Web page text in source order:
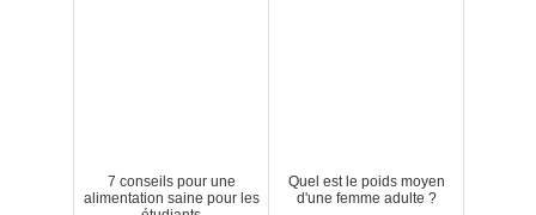
7 conseils pour une
alimentation saine pour les
Quel est le poids moyen
d'une femme adulte ?